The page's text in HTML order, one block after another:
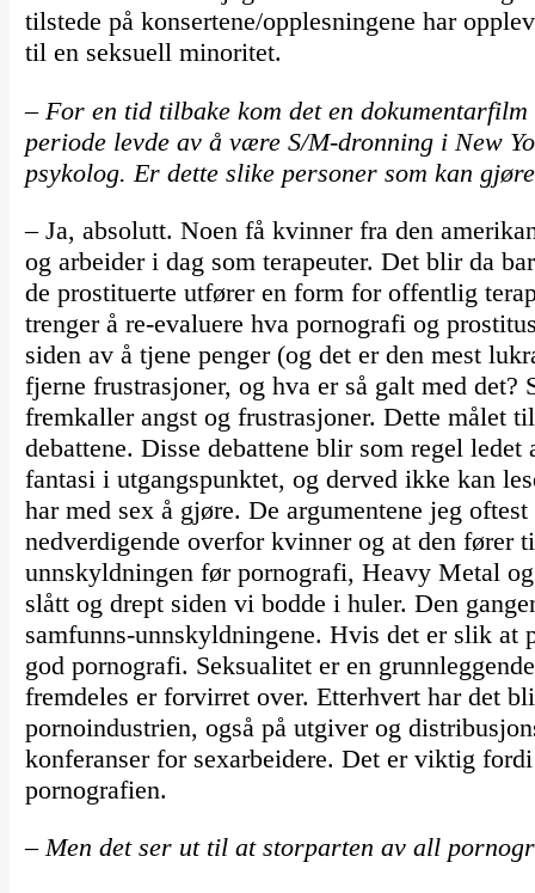
tilstede på konsertene/opplesningene har
til en seksuell minoritet.
– For en tid tilbake kom det en
periode levde av å være S/M-dronning i New
psykolog. Er dette slike personer som kan
– Ja, absolutt. Noen få kvinner fra den
og arbeider i dag som terapeuter. Det blir da
de prostituerte utfører en form for offentlig
trenger å re-evaluere hva pornografi og
siden av å tjene penger (og det er den mest
fjerne frustrasjoner, og hva er så galt med
fremkaller angst og frustrasjoner. Dette målet
debattene. Disse debattene blir som regel
fantasi i utgangspunktet, og derved ikke kan
har med sex å gjøre. De argumentene jeg
nedverdigende overfor kvinner og at den fører
unnskyldningen før pornografi, Heavy Metal
slått og drept siden vi bodde i huler. Den
samfunns-unnskyldningene. Hvis det er slik
god pornografi. Seksualitet er en
fremdeles er forvirret over. Etterhvert har det
pornoindustrien, også på utgiver og
konferanser for sexarbeidere. Det er viktig
pornografien.
– Men det ser ut til at storparten av all